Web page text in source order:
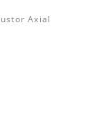
Axial